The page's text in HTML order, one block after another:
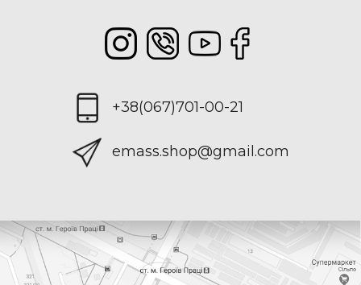
+38(067)701-00-21
emass.shop@gmail.com